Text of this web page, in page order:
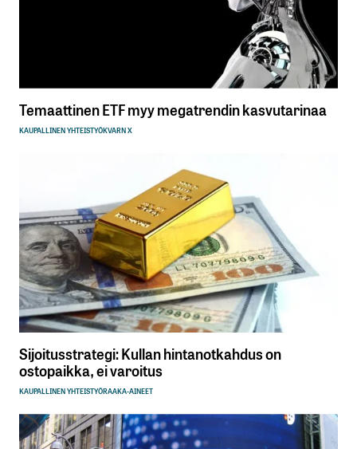
Temaattinen ETF myy megatrendin kasvutarinaa
KAUPALLINEN YHTEISTYÖKVARN X
Sijoitusstrategi: Kullan hintanotkahdus on
ostopaikka, ei varoitus
KAUPALLINEN YHTEISTYÖRAAKA-AINEET